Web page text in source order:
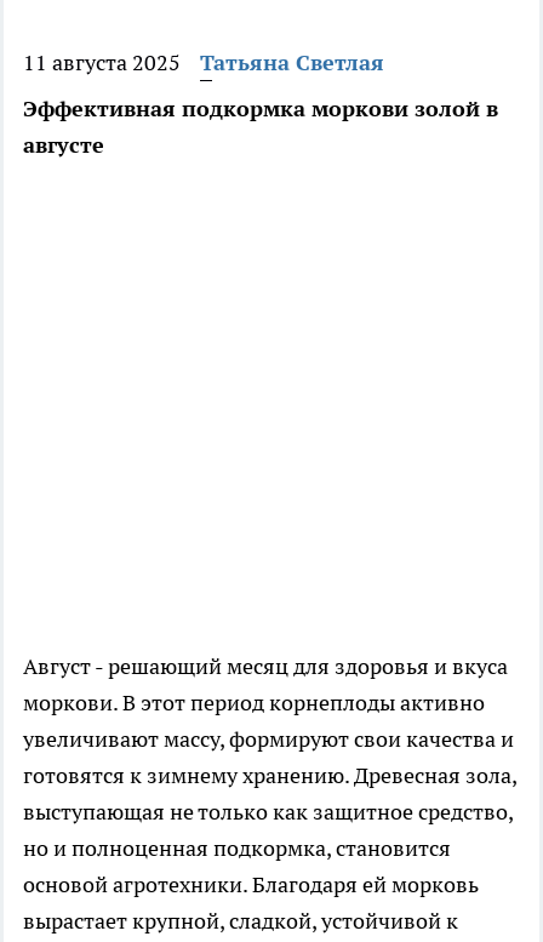
11 августа 2025
Татьяна Светлая
Эффективная подкормка моркови золой в
августе
Август - решающий месяц для здоровья и вкуса
моркови. В этот период корнеплоды активно
увеличивают массу, формируют свои качества и
готовятся к зимнему хранению. Древесная зола,
выступающая не только как защитное средство,
но и полноценная подкормка, становится
основой агротехники. Благодаря ей морковь
вырастает крупной, сладкой, устойчивой к